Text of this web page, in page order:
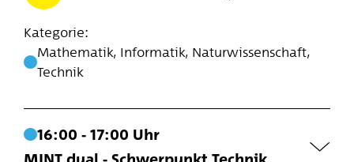
Kategorie:
Mathematik, Informatik, Naturwissenschaft,
Technik
16:00 - 17:00 Uhr